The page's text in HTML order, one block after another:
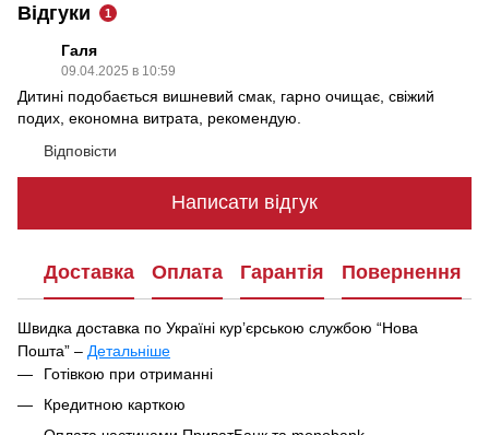
Відгуки 1
Галя
09.04.2025 в 10:59
Дитині подобається вишневий смак, гарно очищає, свіжий
подих, економна витрата, рекомендую.
Відповісти
Написати відгук
Доставка Оплата Гарантія Повернення
Швидка доставка по Україні курʼєрською службою “Нова
Пошта” – Детальніше
Під час оформлення замовлення ви можете вибрати зручний
спосіб отримання посилки:
У найближчому відділенні чи поштоматі Нової Пошти
Готівкою при отриманні
Кредитною карткою